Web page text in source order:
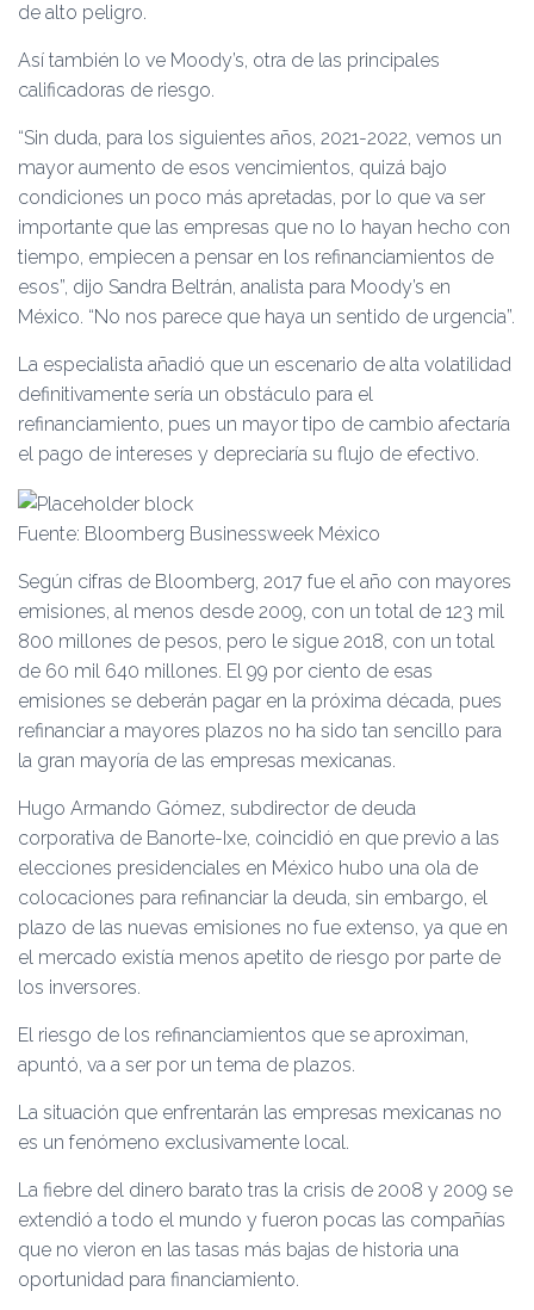
de alto peligro.
Así también lo ve Moody’s, otra de las principales
calificadoras de riesgo.
“Sin duda, para los siguientes años, 2021-2022, vemos un
mayor aumento de esos vencimientos, quizá bajo
condiciones un poco más apretadas, por lo que va ser
importante que las empresas que no lo hayan hecho con
tiempo, empiecen a pensar en los refinanciamientos de
esos”, dijo Sandra Beltrán, analista para Moody’s en
México. “No nos parece que haya un sentido de urgencia”.
La especialista añadió que un escenario de alta volatilidad
definitivamente sería un obstáculo para el
refinanciamiento, pues un mayor tipo de cambio afectaría
el pago de intereses y depreciaría su flujo de efectivo.
Fuente: Bloomberg Businessweek México
Según cifras de Bloomberg, 2017 fue el año con mayores
emisiones, al menos desde 2009, con un total de 123 mil
800 millones de pesos, pero le sigue 2018, con un total
de 60 mil 640 millones. El 99 por ciento de esas
emisiones se deberán pagar en la próxima década, pues
refinanciar a mayores plazos no ha sido tan sencillo para
la gran mayoría de las empresas mexicanas.
Hugo Armando Gómez, subdirector de deuda
corporativa de Banorte-Ixe, coincidió en que previo a las
elecciones presidenciales en México hubo una ola de
colocaciones para refinanciar la deuda, sin embargo, el
plazo de las nuevas emisiones no fue extenso, ya que en
el mercado existía menos apetito de riesgo por parte de
los inversores.
El riesgo de los refinanciamientos que se aproximan,
apuntó, va a ser por un tema de plazos.
La situación que enfrentarán las empresas mexicanas no
es un fenómeno exclusivamente local.
La fiebre del dinero barato tras la crisis de 2008 y 2009 se
extendió a todo el mundo y fueron pocas las compañías
que no vieron en las tasas más bajas de historia una
oportunidad para financiamiento.